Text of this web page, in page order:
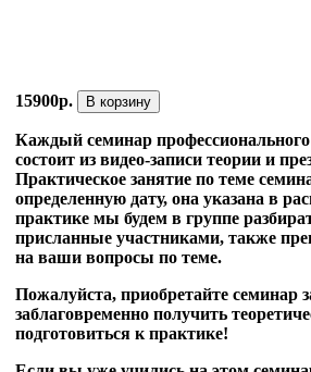
15900р. В корзину
Каждый семинар
состоит из видео-записи теории и
Практическое занятие по теме
определенную дату, она указана в
практике мы будем в группе
присланные участниками, также
на ваши вопросы по теме.
Пожалуйста, приобретайте семинар
заблаговременно получить
подготовиться к практике!